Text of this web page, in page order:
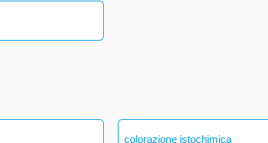
colorazione istochimica